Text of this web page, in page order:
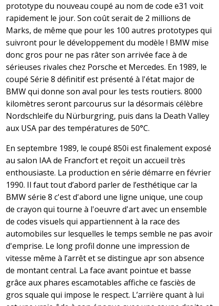
prototype du nouveau coupé au nom de code e31 voit
rapidement le jour. Son coût serait de 2 millions de
Marks, de même que pour les 100 autres prototypes qui
suivront pour le développement du modèle ! BMW mise
donc gros pour ne pas râter son arrivée face à de
sérieuses rivales chez Porsche et Mercedes. En 1989, le
coupé Série 8 définitif est présenté à l'état major de
BMW qui donne son aval pour les tests routiers. 8000
kilomètres seront parcourus sur la désormais célèbre
Nordschleife du Nürburgring, puis dans la Death Valley
aux USA par des températures de 50°C.
En septembre 1989, le coupé 850i est finalement exposé
au salon IAA de Francfort et reçoit un accueil très
enthousiaste. La production en série démarre en février
1990. Il faut tout d’abord parler de l’esthétique car la
BMW série 8 c'est d'abord une ligne unique, une coup
de crayon qui tourne à l'oeuvre d'art avec un ensemble
de codes visuels qui appartiennent à la race des
automobiles sur lesquelles le temps semble ne pas avoir
d'emprise. Le long profil donne une impression de
vitesse même à l’arrêt et se distingue apr son absence
de montant central. La face avant pointue et basse
grâce aux phares escamotables affiche ce fasciès de
gros squale qui impose le respect. L’arrière quant à lui